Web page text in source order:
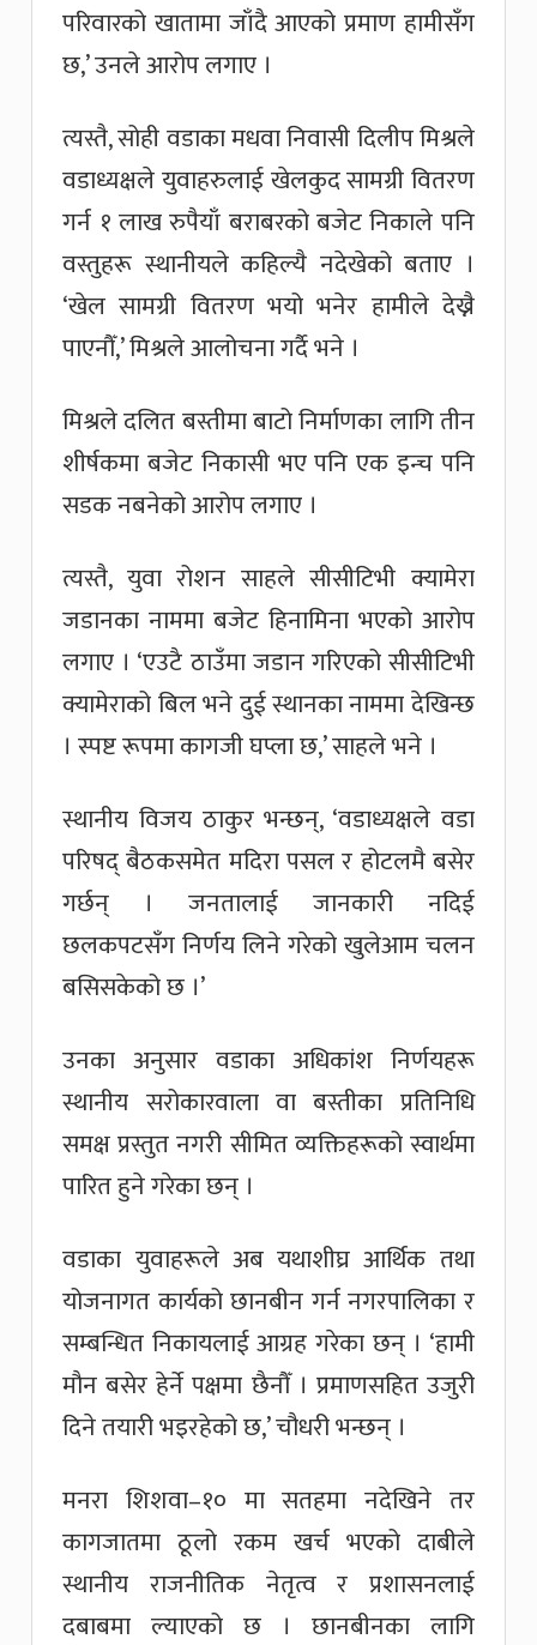
परिवारको खातामा जाँदै आएको प्रमाण हामीसँग
छ,’ उनले आरोप लगाए ।
त्यस्तै, सोही वडाका मधवा निवासी दिलीप मिश्रले
वडाध्यक्षले युवाहरुलाई खेलकुद सामग्री वितरण
गर्न १ लाख रुपैयाँ बराबरको बजेट निकाले पनि
वस्तुहरू स्थानीयले कहिल्यै नदेखेको बताए ।
‘खेल सामग्री वितरण भयो भनेर हामीले देख्नै
पाएनौँ,’ मिश्रले आलोचना गर्दै भने ।
मिश्रले दलित बस्तीमा बाटो निर्माणका लागि तीन
शीर्षकमा बजेट निकासी भए पनि एक इन्च पनि
सडक नबनेको आरोप लगाए ।
त्यस्तै, युवा रोशन साहले सीसीटिभी क्यामेरा
जडानका नाममा बजेट हिनामिना भएको आरोप
लगाए । ‘एउटै ठाउँमा जडान गरिएको सीसीटिभी
क्यामेराको बिल भने दुई स्थानका नाममा देखिन्छ
। स्पष्ट रूपमा कागजी घप्ला छ,’ साहले भने ।
स्थानीय विजय ठाकुर भन्छन्, ‘वडाध्यक्षले वडा
परिषद् बैठकसमेत मदिरा पसल र होटलमै बसेर
गर्छन् । जनतालाई जानकारी नदिई
छलकपटसँग निर्णय लिने गरेको खुलेआम चलन
बसिसकेको छ ।’
उनका अनुसार वडाका अधिकांश निर्णयहरू
स्थानीय सरोकारवाला वा बस्तीका प्रतिनिधि
समक्ष प्रस्तुत नगरी सीमित व्यक्तिहरूको स्वार्थमा
पारित हुने गरेका छन् ।
वडाका युवाहरूले अब यथाशीघ्र आर्थिक तथा
योजनागत कार्यको छानबीन गर्न नगरपालिका र
सम्बन्धित निकायलाई आग्रह गरेका छन् । ‘हामी
मौन बसेर हेर्ने पक्षमा छैनौँ । प्रमाणसहित उजुरी
दिने तयारी भइरहेको छ,’ चौधरी भन्छन् ।
मनरा शिशवा–१० मा सतहमा नदेखिने तर
कागजातमा ठूलो रकम खर्च भएको दाबीले
स्थानीय राजनीतिक नेतृत्व र प्रशासनलाई
दबाबमा ल्याएको छ । छानबीनका लागि